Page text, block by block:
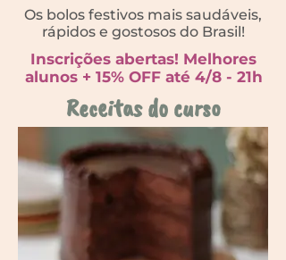
Os bolos festivos mais saudáveis,
rápidos e gostosos do Brasil!
Inscrições abertas! Melhores
alunos + 15% OFF até 4/8 - 21h
Receitas do curso